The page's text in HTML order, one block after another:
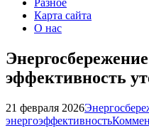
Разное
Карта сайта
О нас
эффективность
21 февраля 2026
энергоэффективность